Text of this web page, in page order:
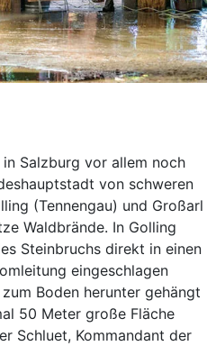
Salzburg vor allem noch
von schweren
(Tennengau) und Großarl
Waldbrände. In Golling
Steinbruchs direkt in einen
eingeschlagen
Boden herunter gehängt
50 Meter große Fläche
Schluet, Kommandant der